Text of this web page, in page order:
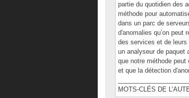
partie du quotidien des
méthode pour
dans un parc de
d'anomalies qu’on peut
des services et de
un analyseur de paquet
que notre méthode
et que la détection
MOTS-CLÉS DE